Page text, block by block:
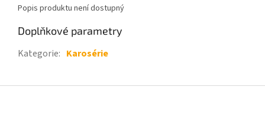
Popis produktu není dostupný
Doplňkové parametry
Kategorie: Karosérie